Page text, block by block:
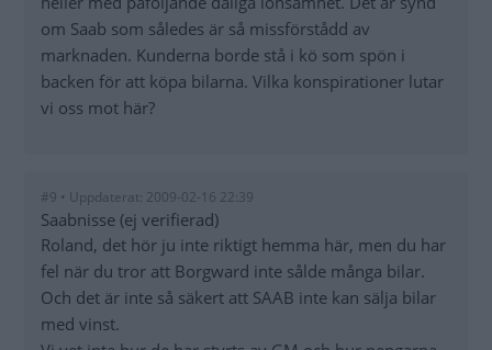
om Saab som således är så missförstådd av
marknaden. Kunderna borde stå i kö som spön i
backen för att köpa bilarna. Vilka konspirationer lutar
vi oss mot här?
#9 • Uppdaterat: 2009-02-16 22:39
Saabnisse (ej verifierad)
Roland, det hör ju inte riktigt hemma här, men du har
fel när du tror att Borgward inte sålde många bilar.
Och det är inte så säkert att SAAB inte kan sälja bilar
med vinst.